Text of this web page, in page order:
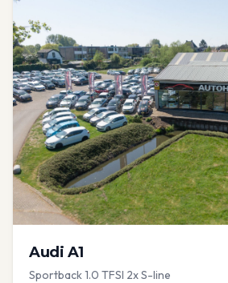
Audi A1
Sportback 1.0 TFSI 2x S-line